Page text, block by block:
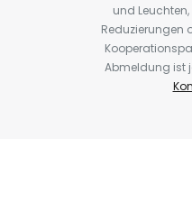
und
Reduzierungen
Abmeldung ist